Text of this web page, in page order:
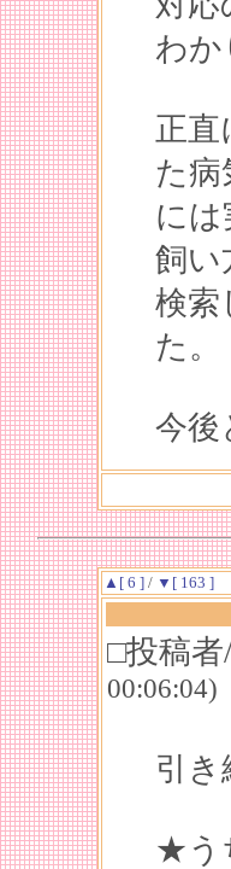
わか
正直
た病
に
飼い
検索
た。
今後
▲[ 6 ]/ ▼[ 163 ]
□投稿
00:06:04)
引き
★う